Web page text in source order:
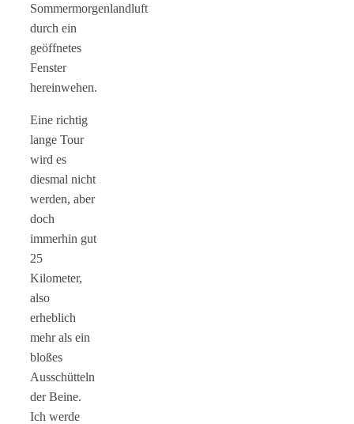
Sommermorgenlandluft
durch ein
geöffnetes
Fenster
hereinwehen.
Eine richtig
lange Tour
wird es
diesmal nicht
werden, aber
doch
immerhin gut
25
Kilometer,
also
erheblich
mehr als ein
bloßes
Ausschütteln
der Beine.
Ich werde